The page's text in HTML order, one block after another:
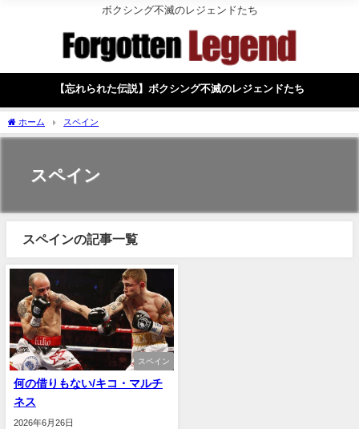
ボクシング不滅のレジェンドたち
【忘れられた伝説】ボクシング不滅のレジェンドたち
ホーム スペイン
スペイン
スペインの記事一覧
スペイン
何の借りもない/キコ・マルチ
ネス
2026年6月26日